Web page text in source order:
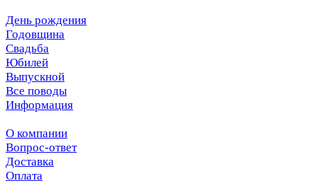
День рождения
Годовщина
Свадьба
Юбилей
Выпускной
Все поводы
Информация
О компании
Вопрос-ответ
Доставка
Оплата